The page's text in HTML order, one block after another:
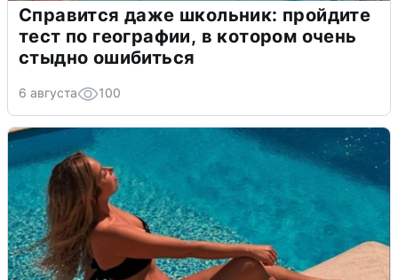
Справится даже школьник: пройдите
тест по географии, в котором очень
стыдно ошибиться
6 августа 100